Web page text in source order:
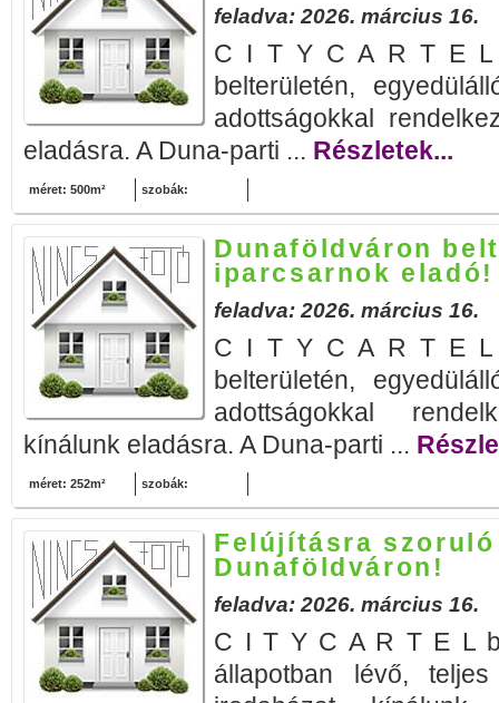
feladva: 2026. március 16.
C I T Y C A R T E L
belterületén,
adottságokkal
eladásra. A Duna-parti ... Részletek...
méret: 500m² szobák:
Dunaföldváron
iparcsarnok eladó!
feladva: 2026. március 16.
C I T Y C A R T E L
belterületén,
adottságokkal
kínálunk eladásra. A Duna-parti ...
méret: 252m² szobák:
Felújításra
Dunaföldváron!
feladva: 2026. március 16.
C I T Y C A R T E L
állapotban lévő,